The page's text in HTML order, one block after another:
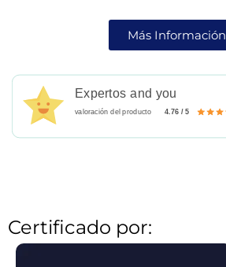
Más Información
Expertos and you
valoración del producto 4.76 / 5
Certificado por: